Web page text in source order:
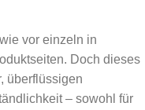
vor einzeln in
Doch dieses
überflüssigen
– sowohl für